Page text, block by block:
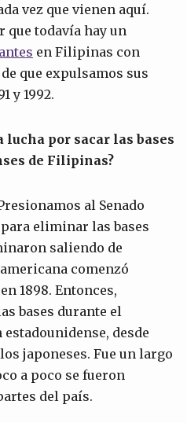
vez que vienen aquí.
que todavía hay un
en Filipinas con
que expulsamos sus
y 1992.
lucha por sacar las bases
de Filipinas?
al Senado
eliminar las bases
saliendo de
comenzó
1898. Entonces,
bases durante el
desde
japoneses. Fue un largo
a poco se fueron
del país.